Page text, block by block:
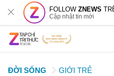
FOLLOWZNEWS
Cập nhật tin mới
ĐỜI SỐNG GIỚI TRẺ